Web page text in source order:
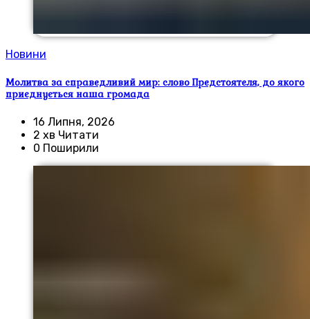
Новини
Молитва за справедливий мир: слово Предстоятеля, до якого
приєднується наша громада
16 Липня, 2026
2 хв Читати
0 Поширили